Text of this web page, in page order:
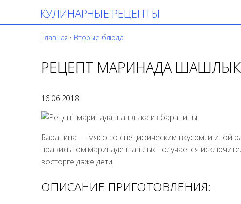
КУЛИНАРНЫЕ РЕЦЕПТЫ
Главная › Вторые блюда
РЕЦЕПТ МАРИНАДА
16.06.2018
Баранина — мясо со специфическим вкусом, и иной
правильном маринаде шашлык получается
восторге даже дети.
ОПИСАНИЕ ПРИГОТОВЛЕНИЯ: